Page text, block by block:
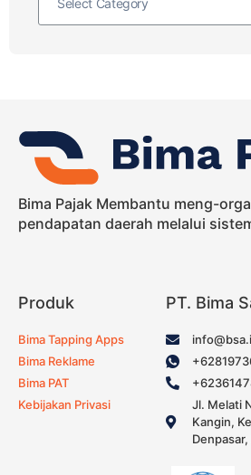
Bima Pajak Membantu meng-
pendapatan daerah melalui
Produk
Bima Tapping Apps
Bima Reklame
Bima PAT
Kebijakan Privasi
PT. Bima
Jl. Melati
Kangin,